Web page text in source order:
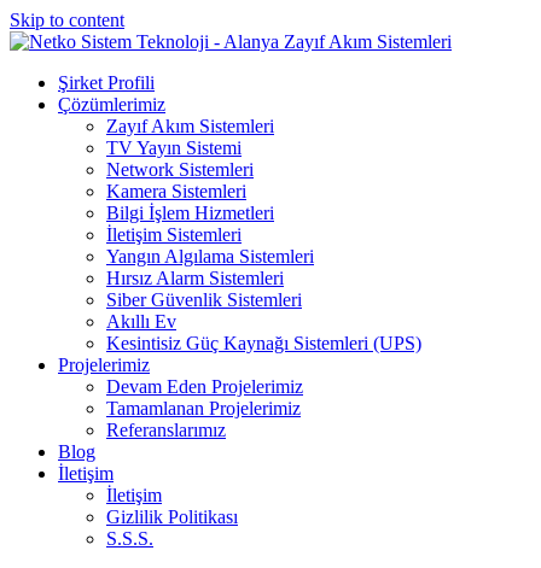
Skip to content
Şirket Profili
Çözümlerimiz
Zayıf Akım Sistemleri
TV Yayın Sistemi
Network Sistemleri
Kamera Sistemleri
Bilgi İşlem Hizmetleri
İletişim Sistemleri
Yangın Algılama Sistemleri
Hırsız Alarm Sistemleri
Siber Güvenlik Sistemleri
Akıllı Ev
Kesintisiz Güç Kaynağı Sistemleri (UPS)
Projelerimiz
Devam Eden Projelerimiz
Tamamlanan Projelerimiz
Referanslarımız
Blog
İletişim
İletişim
Gizlilik Politikası
S.S.S.